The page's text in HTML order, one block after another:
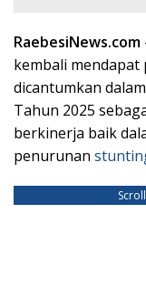
RaebesiNews.com
kembali mendapat
dicantumkan
Tahun 2025
berkinerja baik
penurunan